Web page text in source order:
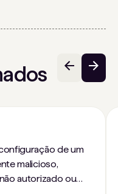
de um
malicioso,
autorizado ou